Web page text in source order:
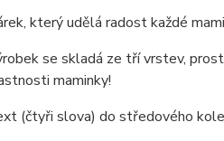
který udělá radost každé
se skladá ze tří vrstev,
maminky!
(čtyři slova) do středového